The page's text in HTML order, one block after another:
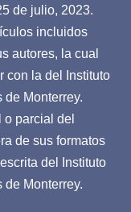
de julio, 2023.
incluidos
autores, la cual
con la del Instituto
Monterrey.
parcial del
de sus formatos
del Instituto
Monterrey.